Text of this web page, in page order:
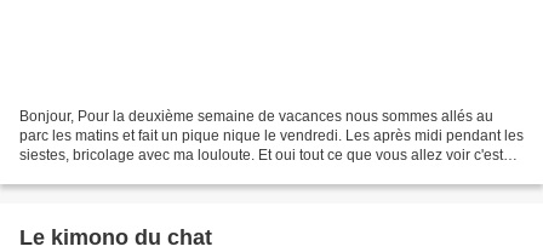
Bonjour, Pour la deuxième semaine de vacances nous sommes allés au
parc les matins et fait un pique nique le vendredi. Les après midi pendant les
siestes, bricolage avec ma louloute. Et oui tout ce que vous allez voir c'est
Le kimono du chat